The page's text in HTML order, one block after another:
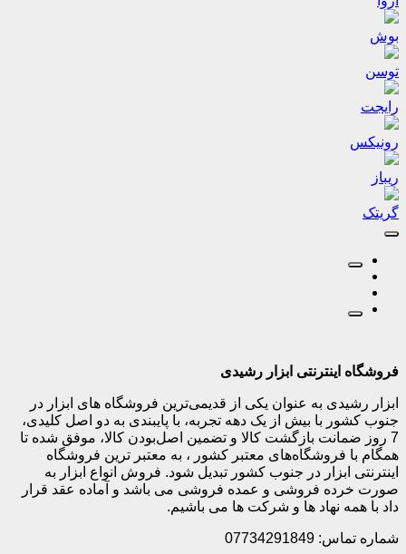
بوش
توسن
رایجت
رونیکس
ریباز
گریتک
فروشگاه اینترنتی ابزار رشیدی
ابزار رشیدی به عنوان یکی از قدیمی‌ترین فروشگاه های ابزار در
جنوب کشور با بیش از یک دهه تجربه، با پایبندی به دو اصل کلیدی،
7 روز ضمانت بازگشت کالا و تضمین اصل‌بودن کالا، موفق شده تا
همگام با فروشگاه‌های معتبر کشور ، به معتبر ترین فروشگاه
اینترنتی ابزار در جنوب کشور تبدیل شود. فروش انواع ابزار به
صورت خرده فروشی و عمده فروشی می باشد و آماده عقد قرار
داد با همه نهاد ها و شرکت ها می باشیم.
شماره تماس: 07734291849